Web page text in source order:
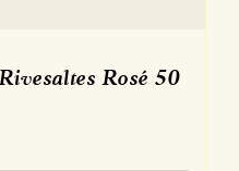
Rosé 50